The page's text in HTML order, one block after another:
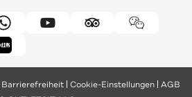
Barrierefreiheit Cookie-Einstellungen AGB